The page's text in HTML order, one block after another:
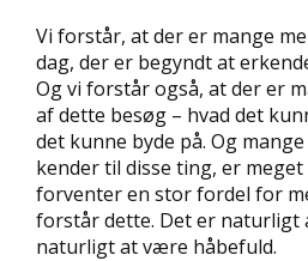
Vi forstår, at der er mange
dag, der er begyndt at
Og vi forstår også, at der er
af dette besøg – hvad det
det kunne byde på. Og
kender til disse ting, er
forventer en stor fordel for
forstår dette. Det er naturligt
naturligt at være håbefuld.